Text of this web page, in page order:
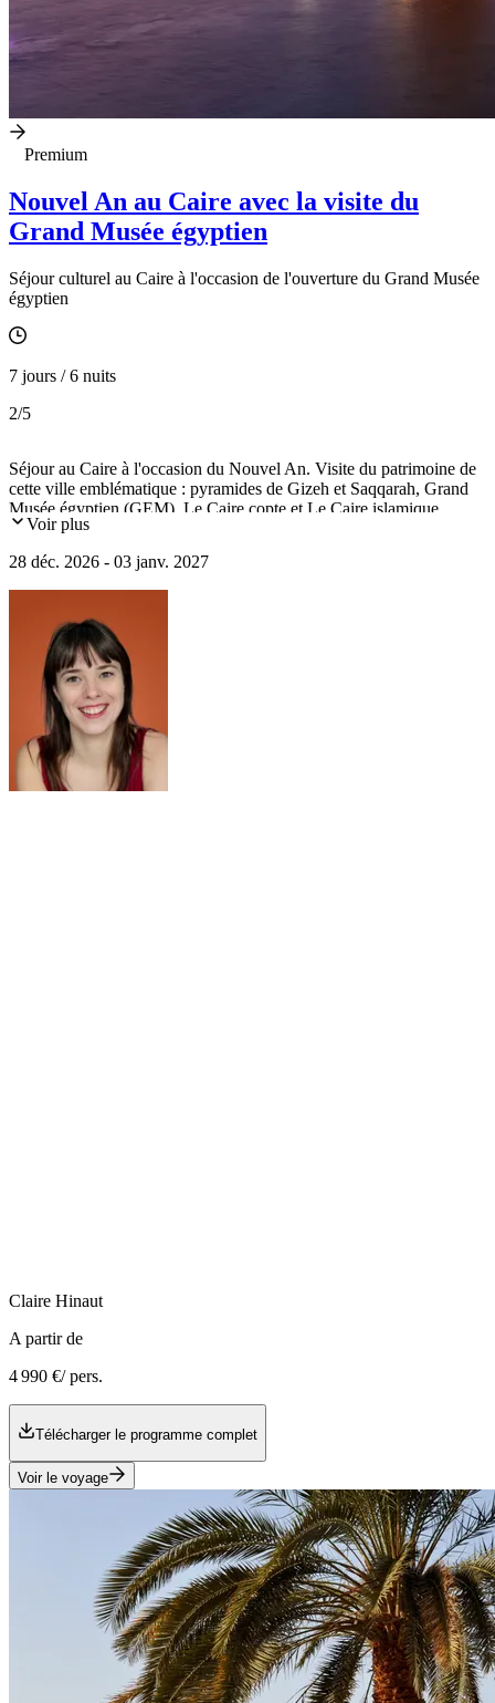
Premium
Nouvel An au Caire avec la visite du
Grand Musée égyptien
Séjour culturel au Caire à l'occasion de l'ouverture du Grand Musée
égyptien
7 jours / 6 nuits
2/5
Séjour au Caire à l'occasion du Nouvel An. Visite du patrimoine de
cette ville emblématique : pyramides de Gizeh et Saqqarah, Grand
Musée égyptien (GEM), Le Caire copte et Le Caire islamique.
Voir plus
28 déc. 2026 - 03 janv. 2027
Claire Hinaut
A partir de
4 990 €/ pers.
Télécharger le programme complet
Voir le voyage